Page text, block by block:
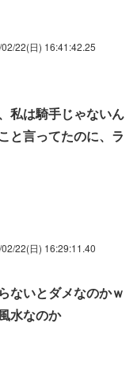
02/22(日) 16:41:42.25
私は騎手じゃないん
と言ってたのに、ラ
02/22(日) 16:29:11.40
ないとダメなのかｗ
水なのか